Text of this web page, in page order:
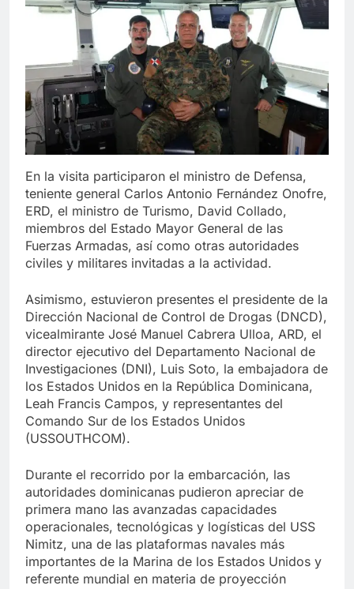
En la visita participaron el ministro de Defensa,
teniente general Carlos Antonio Fernández Onofre,
ERD, el ministro de Turismo, David Collado,
miembros del Estado Mayor General de las
Fuerzas Armadas, así como otras autoridades
civiles y militares invitadas a la actividad.
Asimismo, estuvieron presentes el presidente de la
Dirección Nacional de Control de Drogas (DNCD),
vicealmirante José Manuel Cabrera Ulloa, ARD, el
director ejecutivo del Departamento Nacional de
Investigaciones (DNI), Luis Soto, la embajadora de
los Estados Unidos en la República Dominicana,
Leah Francis Campos, y representantes del
Comando Sur de los Estados Unidos
(USSOUTHCOM).
Durante el recorrido por la embarcación, las
autoridades dominicanas pudieron apreciar de
primera mano las avanzadas capacidades
operacionales, tecnológicas y logísticas del USS
Nimitz, una de las plataformas navales más
importantes de la Marina de los Estados Unidos y
referente mundial en materia de proyección